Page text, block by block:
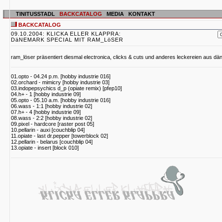
TINITUSSTADL BACKCATALOG MEDIA
KONTAKT
BACKCATALOG
09.10.2004: KLICKA ELLER KLAPPRA:
DäNEMARK SPECIAL MIT RAM_LöSER
ram_löser präsentiert diesmal electronica, clicks & cuts und anderes leckereien aus
01.opto - 04.24 p.m. [hobby industrie 016]
02.orchard - mimicry [hobby industrie 03]
03.indopepsychics d_p (opiate remix) [pfep10]
04.h+ - 1 [hobby industrie 09]
05.opto - 05.10 a.m. [hobby industrie 016]
06.wass - 1:1 [hobby industrie 02]
07.h+ - 4 [hobby industrie 09]
08.wass - 2:2 [hobby industrie 02]
09.pixel - hardcore [raster post 05]
10.pellarin - auxi [couchblip 04]
11.opiate - last dr.pepper [towerblock 02]
12.pellarin - belarus [couchblip 04]
13.opiate - insert [block 010]